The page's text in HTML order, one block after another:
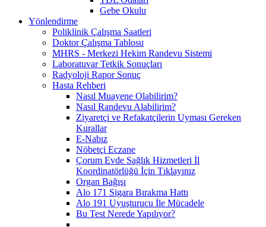
Gebe Okulu
Yönlendirme
Poliklinik Çalışma Saatleri
Doktor Çalışma Tablosu
MHRS - Merkezi Hekim Randevu Sistemi
Laboratuvar Tetkik Sonuçları
Radyoloji Rapor Sonuç
Hasta Rehberi
Nasıl Muayene Olabilirim?
Nasıl Randevu Alabilirim?
Ziyaretçi ve Refakatçilerin Uyması Gereken
Kurallar
E-Nabız
Nöbetçi Eczane
Çorum Evde Sağlık Hizmetleri İl
Koordinatörlüğü İçin Tıklayınız
Organ Bağışı
Alo 171 Sigara Bırakma Hattı
Alo 191 Uyuşturucu İle Mücadele
Bu Test Nerede Yapılıyor?